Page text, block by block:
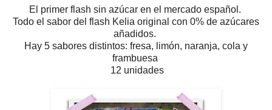
El primer flash sin azúcar en el mercado español.
Todo el sabor del flash Kelia original con 0% de azúcares
añadidos.
Hay 5 sabores distintos: fresa, limón, naranja, cola y
frambuesa
12 unidades